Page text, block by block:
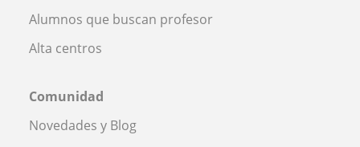
Alumnos que buscan profesor
Alta centros
Comunidad
Novedades y Blog